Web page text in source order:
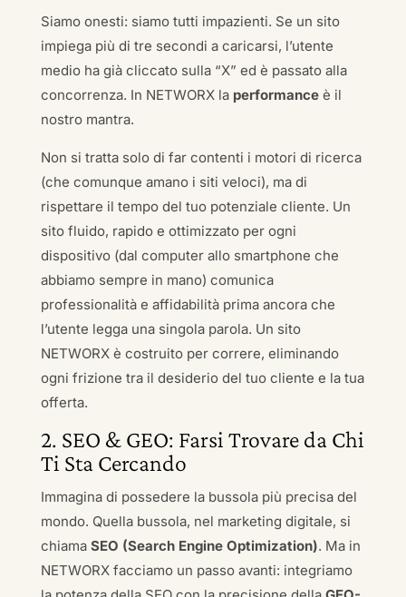
Siamo onesti: siamo tutti impazienti. Se un sito
impiega più di tre secondi a caricarsi, l’utente
medio ha già cliccato sulla “X” ed è passato alla
concorrenza. In NETWORX la performanceè il
nostro mantra.
Non si tratta solo di far contenti i motori di ricerca
(che comunque amano i siti veloci), ma di
rispettare il tempo del tuo potenziale cliente. Un
sito fluido, rapido e ottimizzato per ogni
dispositivo (dal computer allo smartphone che
abbiamo sempre in mano) comunica
professionalità e affidabilità prima ancora che
l’utente legga una singola parola. Un sito
NETWORX è costruito per correre, eliminando
ogni frizione tra il desiderio del tuo cliente e la tua
offerta.
2. SEO & GEO: Farsi Trovare da Chi
Ti Sta Cercando
Immagina di possedere la bussola più precisa del
mondo. Quella bussola, nel marketing digitale, si
chiama SEO (Search Engine Optimization). Ma in
NETWORX facciamo un passo avanti: integriamo